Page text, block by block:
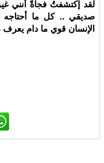
لقد إكتشفتُ فجاةً أنني
صديقي .. كل ما أحتاجه
الإنسان قوي ما دام يعرف